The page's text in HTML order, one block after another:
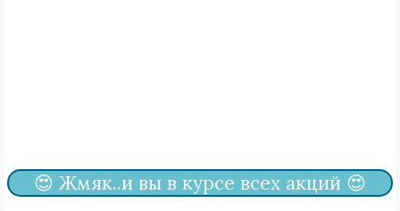
😍 Жмяк..и вы в курсе всех акций 😍